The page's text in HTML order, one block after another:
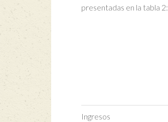
presentadas en la tabla 2:
Ingresos